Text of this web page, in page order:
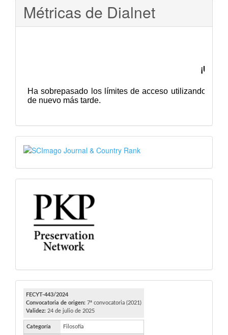
Métricas de Dialnet
SJR
PKP
FECYT